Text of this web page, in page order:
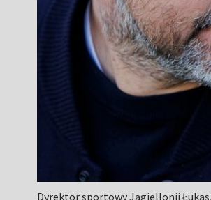
Dyrektor sportowy Jagiellonii